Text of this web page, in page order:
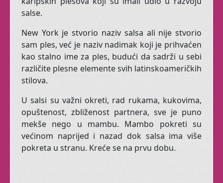
Čak i muškarcima.
Ovi privatni satovi
namijenjeni su ženama
koje se osjećaju ne-
biću.
Koje se žele osjetiti
živima!
salse.
New York je stvorio naziv salsa ali nije stvorio
sam ples, već je naziv nadimak koji je prihvaćen
kao stalno ime za ples, budući da sadrži u sebi
različite plesne elemente svih latinskoameričkih
stilova.
U salsi su važni okreti, rad rukama, kukovima,
opuštenost, zbliženost partnera, sve je puno
mekše nego u mambu. Mambo pokreti su
većinom naprijed i nazad dok salsa ima više
pokreta u stranu. Kreće se na prvu dobu.